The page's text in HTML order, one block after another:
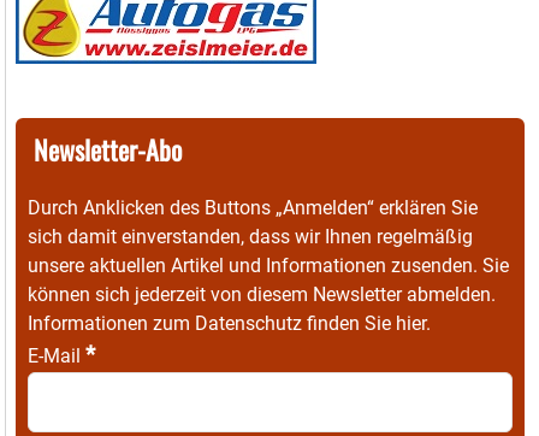
Newsletter-Abo
Durch Anklicken des Buttons „Anmelden“ erklären Sie
sich damit einverstanden, dass wir Ihnen regelmäßig
unsere aktuellen Artikel und Informationen zusenden. Sie
können sich jederzeit von diesem Newsletter abmelden.
Informationen zum Datenschutz finden Sie hier.
E-Mail *